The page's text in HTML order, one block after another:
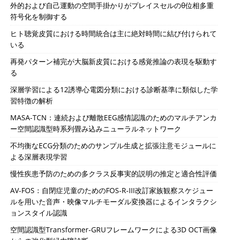
外的および自己運動の空間手掛かりがプレイスセルのθ位相多重
符号化を制御する
ヒト聴覚皮質における時間統合は主に絶対時間に結び付けられて
いる
再発パターン補完が大脳新皮質における感覚推論の表現を駆動す
る
深層学習による12誘導心電図分類における診断基準に類似した学
習特徴の解析
MASA-TCN：連続および離散EEG感情認識のためのマルチアンカ
ー空間認識型時系列畳み込みニューラルネットワーク
不均衡なECG分類のためのサンプル生成と拡張注意モジュールに
よる深層表現学習
慢性疾患予防のための多クラス反事実的説明の推定と適合性評価
AV-FOS：自閉症児童のためのFOS-R-III改訂家族観察スケジュー
ルを用いた音声・映像マルチモーダル変換器によるインタラクシ
ョンスタイル認識
空間認識型Transformer-GRUフレームワークによる3D OCT画像